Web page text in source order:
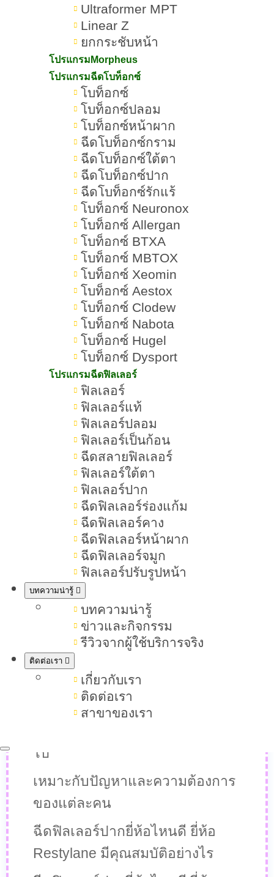
Ultraformer MPT
Linear Z
ยกกระชับหน้า
โปรแกรมMorpheus
โปรแกรมฉีดโบท็อกซ์
โบท็อกซ์
โบท็อกซ์ปลอม
โบท็อกซ์หน้าผาก
ฉีดโบท็อกซ์กราม
ฉีดโบท็อกซ์ใต้ตา
ฉีดโบท็อกซ์ปาก
ฉีดโบท็อกซ์รักแร้
โบท็อกซ์ Neuronox
โบท็อกซ์ Allergan
โบท็อกซ์ BTXA
โบท็อกซ์ MBTOX
โบท็อกซ์ Xeomin
โบท็อกซ์ Aestox
โบท็อกซ์ Clodew
โบท็อกซ์ Nabota
โบท็อกซ์ Hugel
โบท็อกซ์ Dysport
โปรแกรมฉีดฟิลเลอร์
ฟิลเลอร์
ฟิลเลอร์แท้
ฟิลเลอร์ปลอม
ฟิลเลอร์เป็นก้อน
ฉีดสลายฟิลเลอร์
ฟิลเลอร์ใต้ตา
ฟิลเลอร์ปาก
ฉีดฟิลเลอร์ร่องแก้ม
ฉีดฟิลเลอร์คาง
ฉีดฟิลเลอร์หน้าผาก
ฉีดฟิลเลอร์จมูก
ฟิลเลอร์ปรับรูปหน้า
บทความน่ารู้
บทความน่ารู้
ข่าวและกิจกรรม
รีวิวจากผู้ใช้บริการจริง
ติดต่อเรา
เกี่ยวกับเรา
ติดต่อเรา
สาขาของเรา
4.หลีกเลี่ยงการระคายเคืองบริเวณริม
ฝีปากก่อนฉีดฟิลเลอร์ปาก
5.งดการแต่งหน้าหรือทาลิปในวันฉีด
ฟิลเลอร์ปาก
6.แจ้งประวัติสุขภาพและความ
ต้องการให้แพทย์ทราบอย่างละเอียด
ข้อดีของการฉีดฟิลเลอร์ปาก
ฉีดฟิลเลอร์ปากช่วยปรับรูปทรงปาก
ให้สวยและสมดุลมากขึ้น
ฉีดฟิลเลอร์ปากช่วยเพิ่มความอวบอิ่ม
ฉ่ำน้ำ แต่ยังดูเป็นตัวเอง
ฉีดฟิลเลอร์ปากช่วย ฟื้นฟูผิวปากให้
เรียบเนียนและชุ่มชื้นขึ้น
ฉีดฟิลเลอร์ปากช่วยให้ใบหน้าดูอ่อน
โยนขึ้น
สามารถปรับแก้หรือสลายได้ หากไม่
พอใจผลลัพธ์
ฉีดฟิลเลอร์ปากควรใช้กี่ CC
โดยทั่วไปนิยมใช้ฟิลเลอร์ปากกี่ CC
ปัจจัยที่แพทย์ใช้พิจารณาปริมาณฟิล
เลอร์ปาก
ทำไมไม่ควรฉีดฟิลเลอร์ปากมากเกิน
ไปในครั้งเดียว
ฉีดฟิลเลอร์ปากยี่ห้อไหนดี ควร
พิจารณาอะไรบ้าง
ต้องเป็นฟิลเลอร์แท้ ชนิด Hyaluronic
Acid (HA)
เนื้อฟิลเลอร์ต้องเหมาะกับริมฝีปาก
ไป
เหมาะกับปัญหาและความต้องการ
ของแต่ละคน
ฉีดฟิลเลอร์ปากยี่ห้อไหนดี ยี่ห้อ
Restylane มีคุณสมบัติอย่างไร